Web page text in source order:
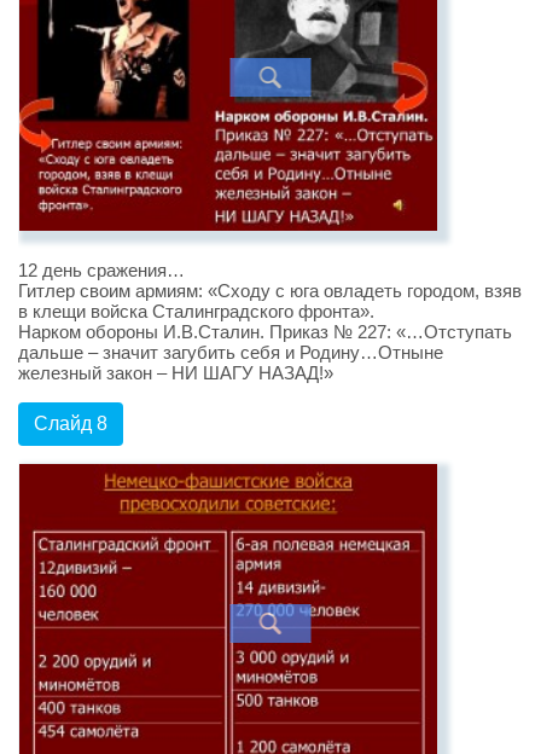
12 день сражения…
Гитлер своим армиям: «Сходу с юга овладеть городом, взяв
в клещи войска Сталинградского фронта».
Нарком обороны И.В.Сталин. Приказ № 227: «…Отступать
дальше – значит загубить себя и Родину…Отныне
железный закон – НИ ШАГУ НАЗАД!»
Слайд 8